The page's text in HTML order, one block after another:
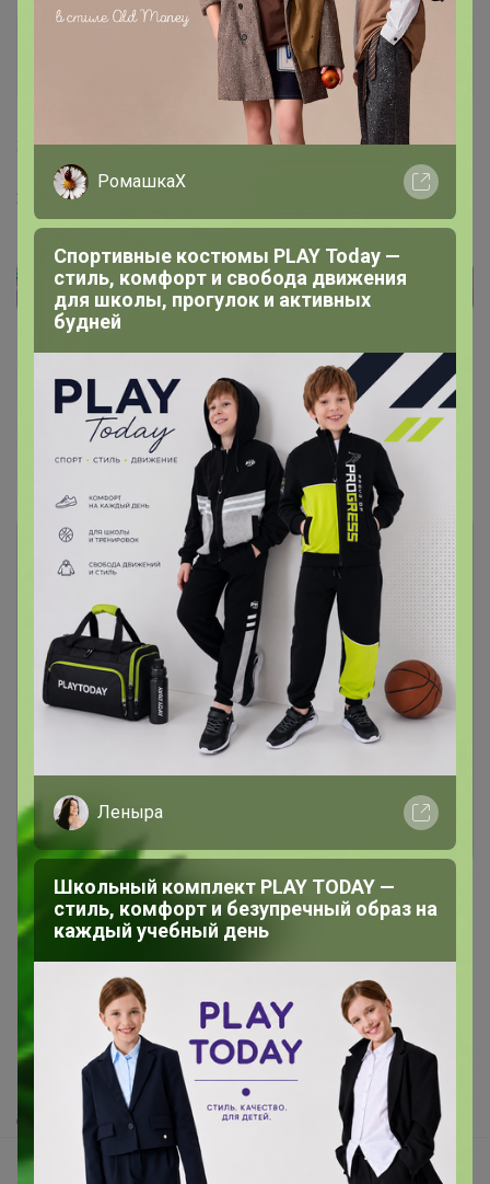
Леначкапеначка
28 июля, 2023 17:59
24-ok.ru/purchase/574354
24 25 26 28
Показаны записи 251-260 276.
Чтобы ответить или задать вопрос
необходимо авторизоваться на сайте
Это займет меньше минуты
Войти
Как здесь все устроено?
Как сделать заказ?
Как получить?
Доставка
Шоурумы
РомашкаХ
Спортивные костюмы PLAY Today —
стиль, комфорт и свобода движения
для школы, прогулок и активных
будней
Леныра
Школьный комплект PLAY TODAY —
стиль, комфорт и безупречный образ на
каждый учебный день